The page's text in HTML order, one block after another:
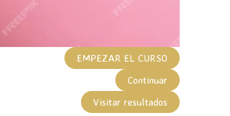
EMPEZAR EL CURSO
Continuar
Visitar resultados